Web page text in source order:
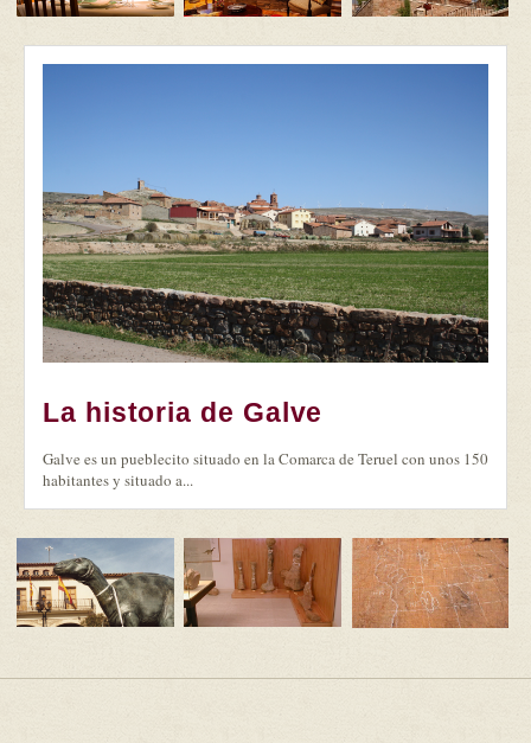
La historia de Galve
Galve es un pueblecito situado en la Comarca de Teruel con unos 150
habitantes y situado a...